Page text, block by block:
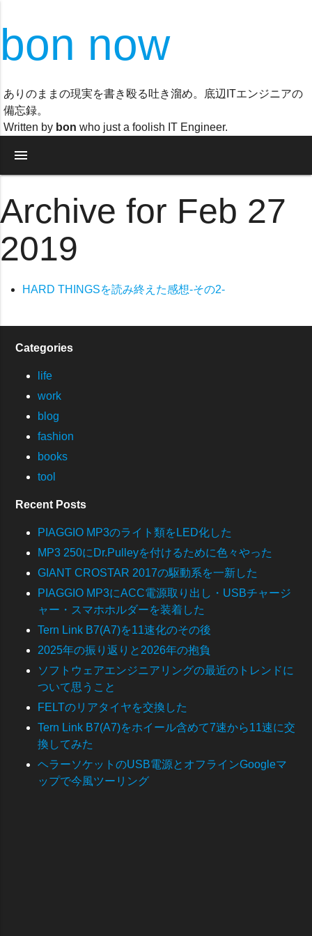
bon now
ありのままの現実を書き殴る吐き溜め。底辺ITエンジニアの
備忘録。
Written by bon who just a foolish IT Engineer.
menu
Archive for Feb 27
2019
HARD THINGSを読み終えた感想-その2-
Categories
life
work
blog
fashion
books
tool
Recent Posts
PIAGGIO MP3のライト類をLED化した
MP3 250にDr.Pulleyを付けるために色々やった
GIANT CROSTAR 2017の駆動系を一新した
PIAGGIO MP3にACC電源取り出し・USBチャージ
ャー・スマホホルダーを装着した
Tern Link B7(A7)を11速化のその後
2025年の振り返りと2026年の抱負
ソフトウェアエンジニアリングの最近のトレンドに
ついて思うこと
FELTのリアタイヤを交換した
Tern Link B7(A7)をホイール含めて7速から11速に交
換してみた
ヘラーソケットのUSB電源とオフラインGoogleマ
ップで今風ツーリング